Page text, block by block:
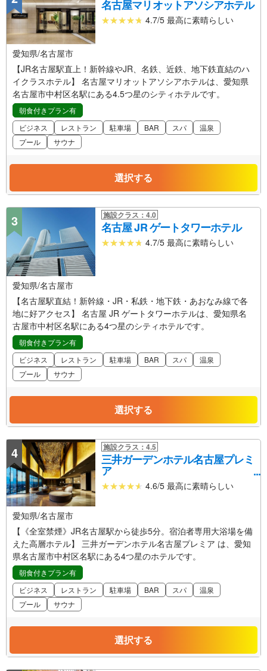
名古屋マリオットアソシアホテル
4.7/5 最高に素晴らしい
愛知県/名古屋市
【JR名古屋駅直上！新幹線やJR、名鉄、近鉄、地下鉄直結のハ
イクラスホテル】 名古屋マリオットアソシアホテルは、愛知県
名古屋市中村区名駅にある4.5つ星のシティホテルです。
朝食付きプラン有
ビジネス
レストラン 駐車場 BAR スパ
温泉
プール
サウナ
選択する
3 施設クラス：4.0
名古屋 JR ゲートタワーホテル
4.7/5 最高に素晴らしい
愛知県/名古屋市
【名古屋駅直結！新幹線・JR・私鉄・地下鉄・あおなみ線で各
地に好アクセス】 名古屋 JR ゲートタワーホテルは、愛知県名
古屋市中村区名駅にある4つ星のシティホテルです。
朝食付きプラン有
ビジネス
レストラン 駐車場 BAR スパ
温泉
プール
サウナ
選択する
4 施設クラス：4.5
三井ガーデンホテル名古屋プレミ
ア
4.6/5 最高に素晴らしい
愛知県/名古屋市
【《全室禁煙》JR名古屋駅から徒歩5分。宿泊者専用大浴場を備
えた高層ホテル】 三井ガーデンホテル名古屋プレミア は、愛知
県名古屋市中村区名駅にある4つ星のホテルです。
朝食付きプラン有
ビジネス
レストラン 駐車場 BAR スパ
温泉
プール
サウナ
選択する